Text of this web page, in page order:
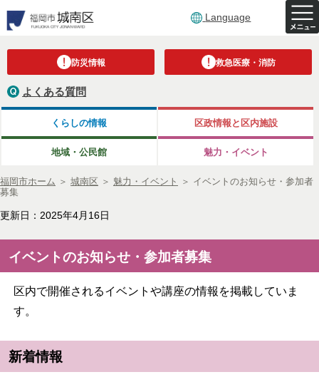
Language
防災情報 救急医療・消防
よくある質問
くらしの情報 区政情報と区内施設
地域・公民館 魅力・イベント
福岡市ホーム ＞ 城南区 ＞ 魅力・イベント ＞ イベントのお知らせ・参加者
募集
更新日：2025年4月16日
イベントのお知らせ・参加者募集
区内で開催されるイベントや講座の情報を掲載していま
す。
新着情報